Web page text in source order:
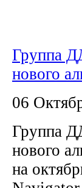
Группа
нового
06
Группа
нового
на